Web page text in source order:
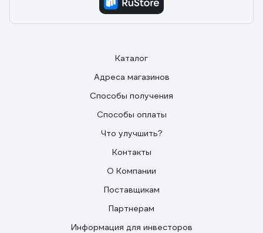
Каталог
Адреса магазинов
Способы получения
Способы оплаты
Что улучшить?
Контакты
О Компании
Поставщикам
Партнерам
Информация для инвесторов